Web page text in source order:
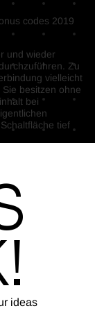
und wieder
Zu
vielleicht
besitzen ohne
bei
tief
ideas